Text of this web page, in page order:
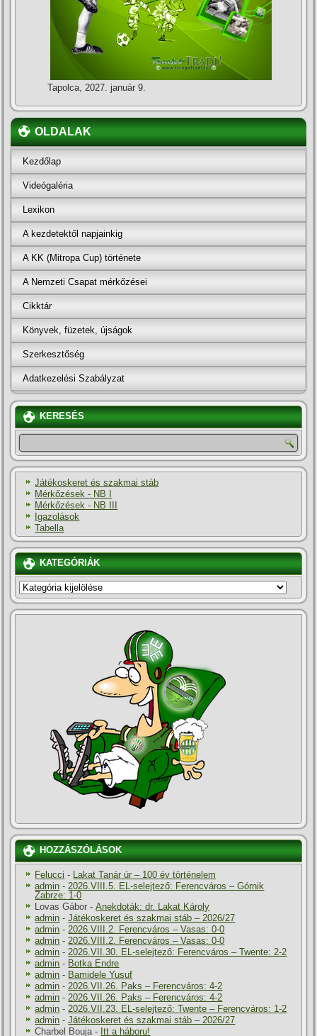
Tapolca, 2027. január 9.
OLDALAK
Kezdőlap
Videógaléria
Lexikon
A kezdetektől napjainkig
A KK (Mitropa Cup) története
A Nemzeti Csapat mérkőzései
Cikktár
Könyvek, füzetek, újságok
Szerkesztőség
Adatkezelési Szabályzat
KERESÉS
Játékoskeret és szakmai stáb
Mérkőzések - NB I
Mérkőzések - NB III
Igazolások
Tabella
KATEGÓRIÁK
KATEGÓRIÁK
HOZZÁSZÓLÁSOK
Felucci - Lakat Tanár úr – 100 év történelem
admin -2026.VIII.5. EL-selejtező: Ferencváros – Górnik
Zabrze: 1-0
Lovas Gábor -Anekdoták: dr. Lakat Károly
admin -Játékoskeret és szakmai stáb – 2026/27
admin -2026.VIII.2. Ferencváros – Vasas: 0-0
admin -2026.VIII.2. Ferencváros – Vasas: 0-0
admin -2026.VII.30. EL-selejtező: Ferencváros – Twente: 2-2
admin - Botka Endre
admin - Bamidele Yusuf
admin -2026.VII.26. Paks – Ferencváros: 4-2
admin -2026.VII.26. Paks – Ferencváros: 4-2
admin -2026.VII.23. EL-selejtező: Twente – Ferencváros: 1-2
admin -Játékoskeret és szakmai stáb – 2026/27
Charbel Bouja- Itt a háboru!